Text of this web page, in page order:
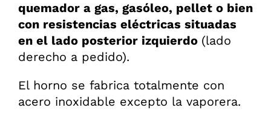
quemador a gas, gasóleo, pellet o bien
con resistencias eléctricas situadas
en el lado posterior izquierdo (lado
derecho a pedido).
El horno se fabrica totalmente con
acero inoxidable excepto la vaporera.